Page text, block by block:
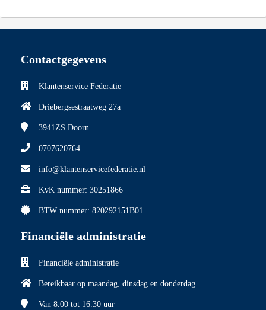
Contactgegevens
Klantenservice Federatie
Driebergsestraatweg 27a
3941ZS Doorn
0707620764
info@klantenservicefederatie.nl
KvK nummer: 30251866
BTW nummer: 820292151B01
Financiële administratie
Financiële administratie
Bereikbaar op maandag, dinsdag en donderdag
Van 8.00 tot 16.30 uur